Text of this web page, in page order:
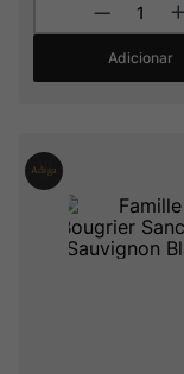
Adicionar